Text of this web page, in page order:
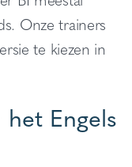
Onze trainers
te kiezen in
Engels